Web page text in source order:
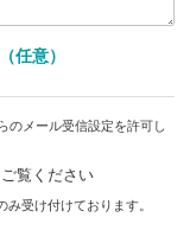
任意）
メール受信設定を許可し
覧ください
受け付けております。